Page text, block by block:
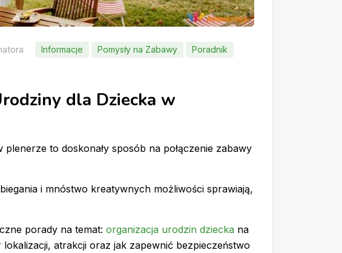
Informacje Pomysły na Zabawy Poradnik
dla Dziecka w
to doskonały sposób na połączenie zabawy
i mnóstwo kreatywnych możliwości sprawiają,
porady na temat: organizacja urodzin dziecka na
atrakcji oraz jak zapewnić bezpieczeństwo